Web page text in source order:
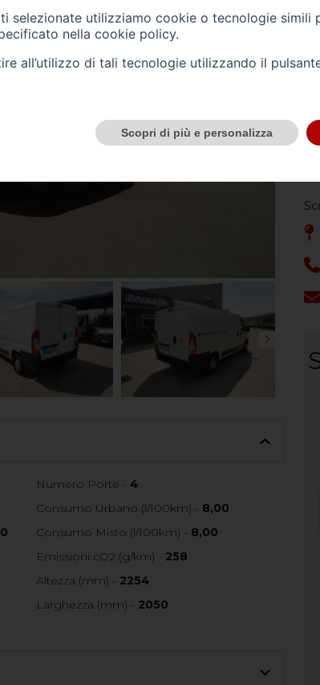
Numero Porte - 4
Consumo Urbano (l/100km) - 8,00
Consumo Misto (l/100km) - 8,00
Emissioni cO2 (g/km) - 258
Altezza (mm) - 2254
Larghezza (mm) - 2050
selezionate utilizziamo cookie o tecnologie simili
nella cookie policy.
all’utilizzo di tali tecnologie utilizzando il
Scopri di più e personalizza